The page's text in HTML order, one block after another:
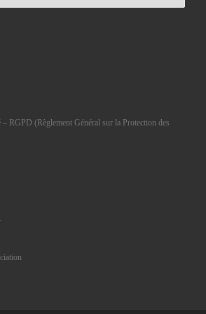
RGPD (Règlement Général sur la Protection des